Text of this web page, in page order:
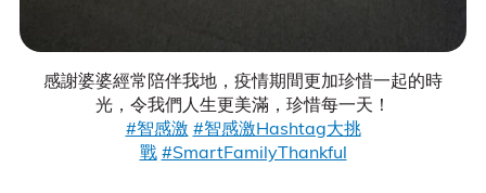
感謝婆婆經常陪伴我地，疫情期間更加珍惜一起的時
光，令我們人生更美滿，珍惜每一天！
#智感激 #智感激Hashtag大挑
戰 #SmartFamilyThankful